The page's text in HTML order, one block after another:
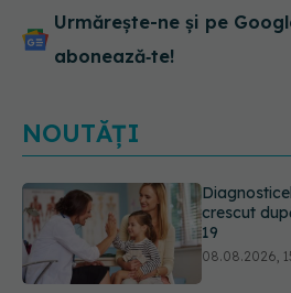
Urmărește-ne și pe
abonează‑te!
NOUTĂȚI
Bacteria
forța
08.08.2026,